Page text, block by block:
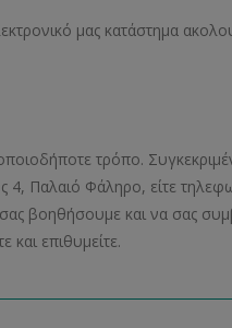
μας κατάστημα
τρόπο.
4, Παλαιό Φάληρο, είτε
σας βοηθήσουμε και να σας
και επιθυμείτε.